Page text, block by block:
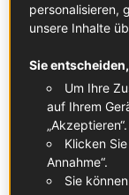
nach zwei bis
Um eine
Stigmata selbst
erfordert
nacheinander
Traube kaum
gleichzeitig
die Schote und
Schote auf der
personalisieren,
unsere Inhalte
Sie
Um Ihre
auf Ihrem
„Akzeptieren“.
Klicken
Annahme“.
Sie